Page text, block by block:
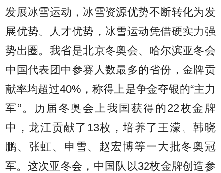
发展冰雪运动，冰雪资源优势不断转化为发
展优势、人才优势，冰雪运动凭借硬实力强
势出圈。我省是北京冬奥会、哈尔滨亚冬会
中国代表团中参赛人数最多的省份，金牌贡
献率均超过40%，称得上是争金夺银的“主力
军”。历届冬奥会上我国获得的22枚金牌
中，龙江贡献了13枚，培养了王濛、韩晓
鹏、张虹、申雪、赵宏博等一大批冬奥冠
军。这次亚冬会，中国队以32枚金牌创造参